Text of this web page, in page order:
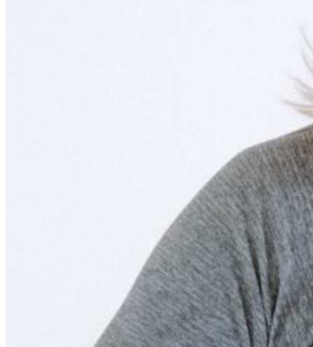
Ce lien s'ouvrira dans une
Numéro d’enregistrement :272823
Mission culturelle et sociale
Développement durable
Ce lien s'ouvrira dans une nouvelle fenêtre